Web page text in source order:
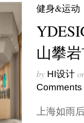
健身&运动
山攀
by HI设计
Comments
上海如雨